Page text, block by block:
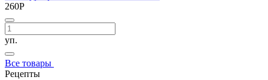
260Р
уп.
Все товары
Рецепты